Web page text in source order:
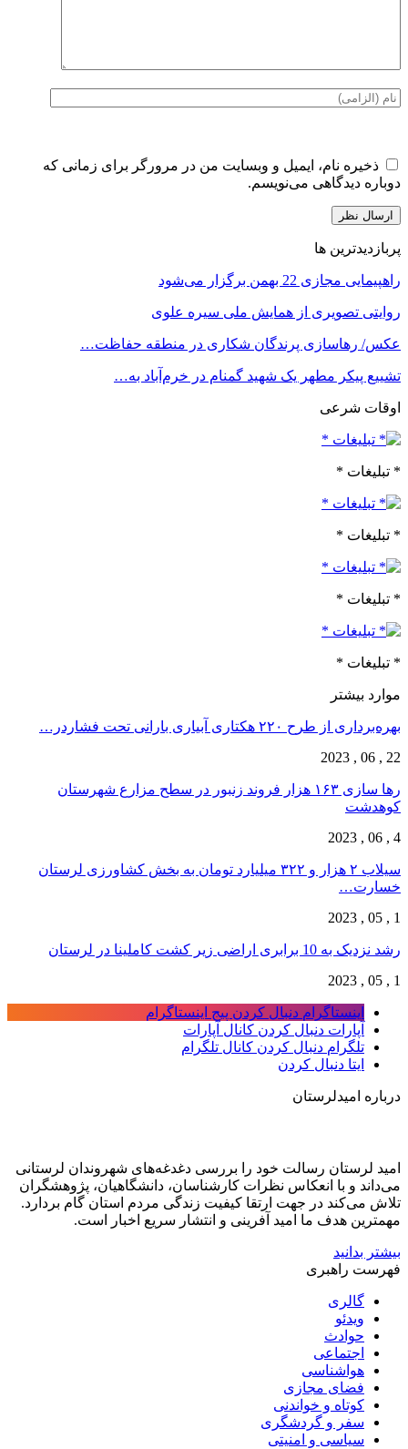
ذخیره نام، ایمیل و وبسایت من در مرورگر برای زمانی که
دوباره دیدگاهی می‌نویسم.
پربازدیدترین ها
راهپیمایی مجازی 22 بهمن برگزار می‌شود
روایتی تصویری از همایش ملی سیره علوی
عکس/ رهاسازی پرندگان شکاری در منطقه حفاظت…
تشییع پیکر مطهر یک شهید گمنام در خرم‌آباد به…
اوقات شرعی
* تبلیغات *
* تبلیغات *
* تبلیغات *
* تبلیغات *
موارد بیشتر
بهره‌برداری از طرح ۲۲۰ هکتاری آبیاری بارانی تحت فشاردر…
22 , 06 , 2023
رها سازی ۱۶۳ هزار فروند زنبور در سطح مزارع شهرستان
کوهدشت
4 , 06 , 2023
سیلاب ۲ هزار و ۳۲۲ میلیارد تومان به بخش کشاورزی لرستان
خسارت…
1 , 05 , 2023
رشد نزدیک به 10 برابری اراضی زیر کشت کاملینا در لرستان
1 , 05 , 2023
اینستاگرام دنبال کردن پیج اینستاگرام
آپارات دنبال کردن کانال آپارات
تلگرام دنبال کردن کانال تلگرام
ایتا دنبال کردن
درباره امیدلرستان
امید لرستان رسالت خود را بررسی دغدغه‌های شهروندان لرستانی
می‌داند و با انعکاس نظرات کارشناسان، دانشگاهیان، پژوهشگران
تلاش می‌کند در جهت ارتقا کیفیت زندگی مردم استان گام بردارد.
مهمترین هدف ما امید آفرینی و انتشار سریع اخبار است.
بیشتر بدانید
فهرست راهبری
گالری
ویدئو
حوادث
اجتماعی
هواشناسی
فضای مجازی
کوتاه و خواندنی
سفر و گردشگری
سیاسی و امنیتی